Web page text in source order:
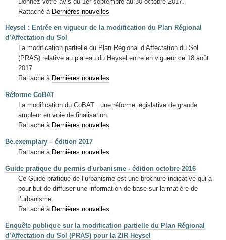
Rattaché à Dernières nouvelles
Heysel : Entrée en vigueur de la modification du Plan Régional
d’Affectation du Sol
La modification partielle du Plan Régional d’Affectation du Sol
(PRAS) relative au plateau du Heysel entre en vigueur ce 18 août
2017
Rattaché à Dernières nouvelles
Réforme CoBAT
La modification du CoBAT : une réforme législative de grande
ampleur en voie de finalisation.
Rattaché à Dernières nouvelles
Be.exemplary – édition 2017
Rattaché à Dernières nouvelles
Guide pratique du permis d'urbanisme - édition octobre 2016
Ce Guide pratique de l’urbanisme est une brochure indicative qui a
pour but de diffuser une information de base sur la matière de
l’urbanisme.
Rattaché à Dernières nouvelles
Enquête publique sur la modification partielle du Plan Régional
d’Affectation du Sol (PRAS) pour la ZIR Heysel